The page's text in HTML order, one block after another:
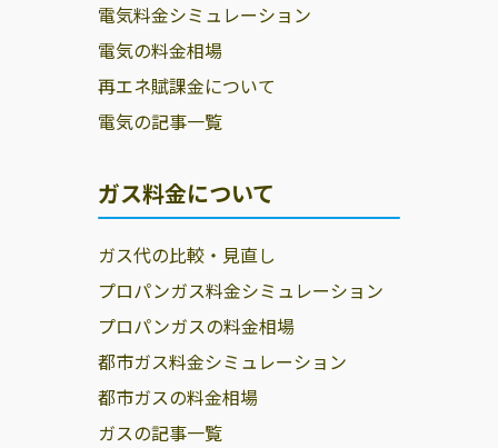
電気料金シミュレーション
電気の料金相場
再エネ賦課金について
電気の記事一覧
ガス料金について
ガス代の比較・見直し
プロパンガス料金シミュレーション
プロパンガスの料金相場
都市ガス料金シミュレーション
都市ガスの料金相場
ガスの記事一覧